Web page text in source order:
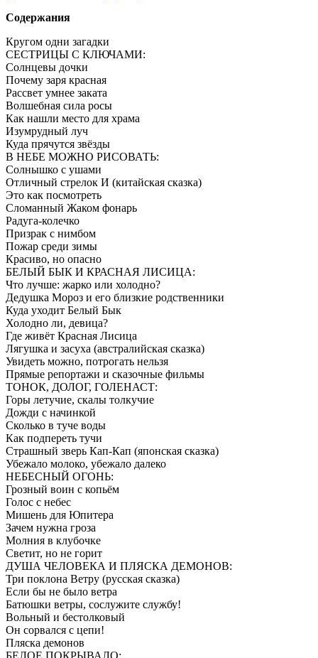
Содержания
Кругом одни загадки
СЕСТРИЦЫ С КЛЮЧАМИ:
Солнцевы дочки
Почему заря красная
Рассвет умнее заката
Волшебная сила росы
Как нашли место для храма
Изумрудный луч
Куда прячутся звёзды
В НЕБЕ МОЖНО РИСОВАТЬ:
Солнышко с ушами
Отличный стрелок И (китайская сказка)
Это как посмотреть
Сломанный Жаком фонарь
Радуга-колечко
Призрак с нимбом
Пожар среди зимы
Красиво, но опасно
БЕЛЫЙ БЫК И КРАСНАЯ ЛИСИЦА:
Что лучше: жарко или холодно?
Дедушка Мороз и его близкие родственники
Куда уходит Белый Бык
Холодно ли, девица?
Где живёт Красная Лисица
Лягушка и засуха (австралийская сказка)
Увидеть можно, потрогать нельзя
Прямые репортажи и сказочные фильмы
ТОНОК, ДОЛОГ, ГОЛЕНАСТ:
Горы летучие, скалы толкучие
Дожди с начинкой
Сколько в туче воды
Как подпереть тучи
Страшный зверь Кап-Кап (японская сказка)
Убежало молоко, убежало далеко
НЕБЕСНЫЙ ОГОНЬ:
Грозный воин с копьём
Голос с небес
Мишень для Юпитера
Зачем нужна гроза
Молния в клубочке
Светит, но не горит
ДУША ЧЕЛОВЕКА И ПЛЯСКА ДЕМОНОВ:
Три поклона Ветру (русская сказка)
Если бы не было ветра
Батюшки ветры, сослужите службу!
Вольный и бестолковый
Он сорвался с цепи!
Пляска демонов
БЕЛОЕ ПОКРЫВАЛО: